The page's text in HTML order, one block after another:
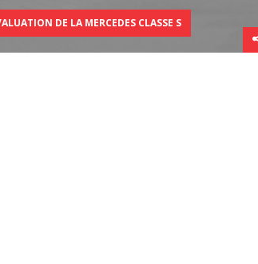
DE LA MERCEDES CLASSE S